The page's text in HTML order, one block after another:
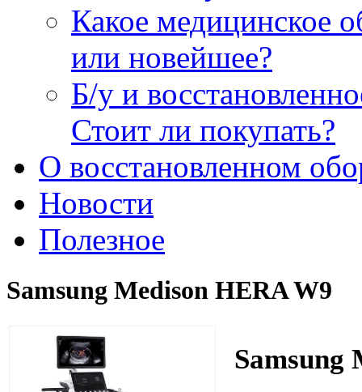
Какое медицинское
или новейшее?
Б/у и
Стоит ли покупать?
О восстановленном
Новости
Полезное
Samsung Medison HERA W9
Samsung